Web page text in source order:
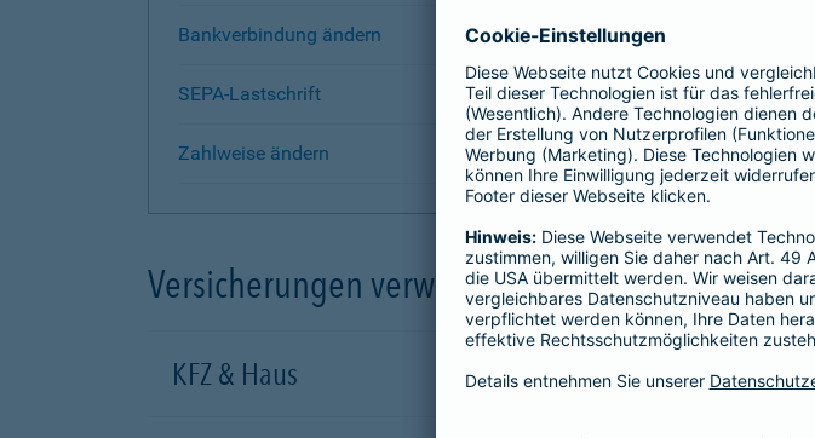
Bankverbindung ändern
SEPA-Lastschrift
Zahlweise ändern
Versicherungen verwalten
KFZ & Haus